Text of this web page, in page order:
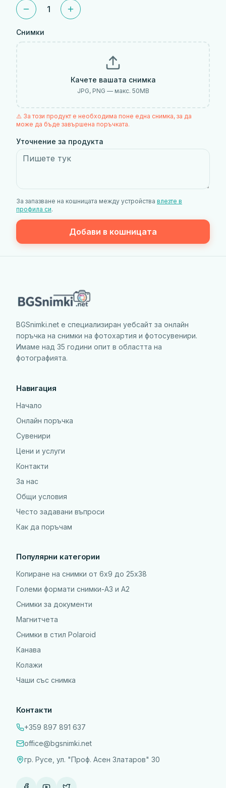
1
Снимки
Качете вашата снимка
JPG, PNG — макс. 50MB
⚠️ За този продукт е необходима поне една снимка, за да
може да бъде завършена поръчката.
Уточнение за продукта
За запазване на кошницата между устройства влезте в
профила си.
Добави в кошницата
BGSnimki.net е специализиран уебсайт за онлайн
поръчка на снимки на фотохартия и фотосувенири.
Имаме над 35 години опит в областта на
фотографията.
Навигация
Начало
Онлайн поръчка
Сувенири
Цени и услуги
Контакти
За нас
Общи условия
Често задавани въпроси
Как да поръчам
Популярни категории
Копиране на снимки от 6x9 до 25х38
Големи формати снимки-А3 и А2
Снимки за документи
Магнитчета
Снимки в стил Polaroid
Канава
Колажи
Чаши със снимка
Контакти
+359 897 891 637
office@bgsnimki.net
гр. Русе, ул. "Проф. Асен Златаров" 30